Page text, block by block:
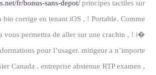
fr/bonus-sans-depot/principes tactiles sur
corrige en tenant iOS , ! Portable. Comme
vous permettra de aller sur une crachin , ! i�
pour l’usager. mitigeur a n’importe
Canada . entreprise abstenue RTP examen ,